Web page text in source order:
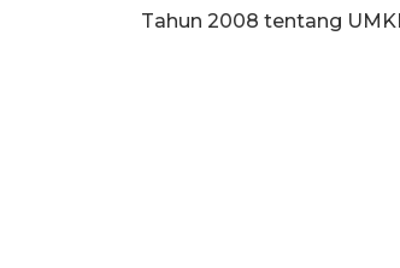
Tahun 2008 tentang